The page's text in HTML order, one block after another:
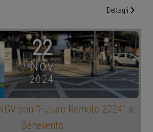
Dettagli
22
Nov
2024
con “Futuro Remoto 2024” a
Benevento